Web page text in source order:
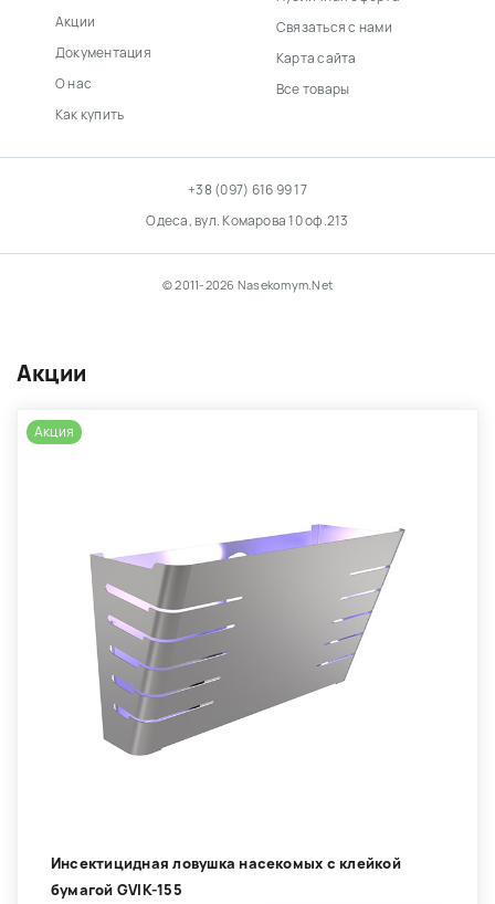
Акции
Акция
Инсектицидная ловушка насекомых с клейкой
бумагой GVIK-155
Акции
Документация
О нас
Как купить
Связаться с нами
Карта сайта
Все товары
+38 (097) 616 99 17
Одеса, вул. Комарова 10 оф.213
© 2011-2026 Nasekomym.Net